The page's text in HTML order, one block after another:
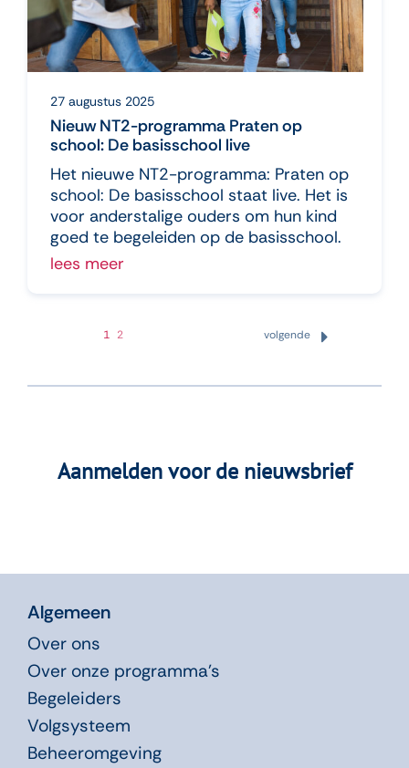
Nieuw NT2-programma Praten op
school: De basisschool live
27 augustus 2025
Het nieuwe NT2-programma: Praten op
school: De basisschool staat live. Het is
voor anderstalige ouders om hun kind
goed te begeleiden op de basisschool.
lees meer
1 2 volgende
Aanmelden voor de nieuwsbrief
Algemeen
Over ons
Over onze programma’s
Begeleiders
Volgsysteem
Beheeromgeving